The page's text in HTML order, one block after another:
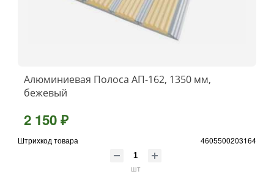
Алюминиевая Полоса АП-162, 1350 мм,
бежевый
2 150 ₽
Штрихкод товара 4605500203164
шт